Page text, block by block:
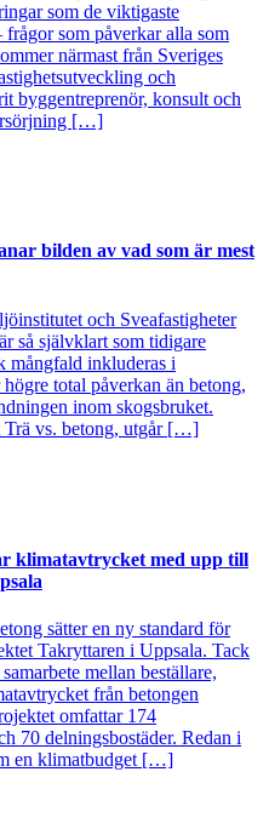
som de viktigaste
som påverkar alla som
närmast från Sveriges
och
byggentreprenör, konsult och
[…]
bilden av vad som är mest
och Sveafastigheter
så självklart som tidigare
mångfald inkluderas i
total påverkan än betong,
inom skogsbruket.
Trä vs. betong, utgår […]
klimatavtrycket med upp till
sätter en ny standard för
Takryttaren i Uppsala. Tack
mellan beställare,
från betongen
omfattar 174
70 delningsbostäder. Redan i
en klimatbudget […]